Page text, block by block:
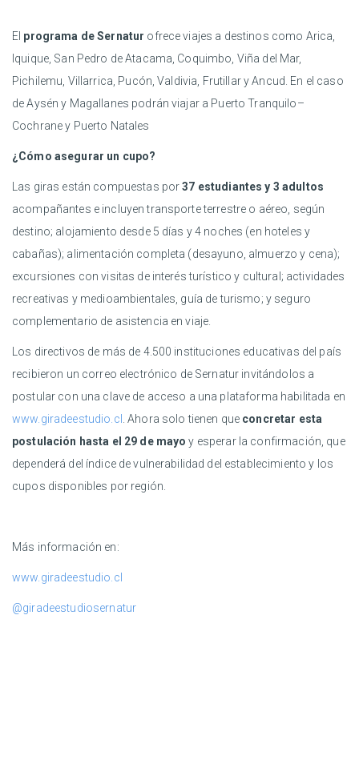
El programa de Sernatur ofrece viajes a destinos como Arica,
Iquique, San Pedro de Atacama, Coquimbo, Viña del Mar,
Pichilemu, Villarrica, Pucón, Valdivia, Frutillar y Ancud. En el caso
de Aysén y Magallanes podrán viajar a Puerto Tranquilo–
Cochrane y Puerto Natales
¿Cómo asegurar un cupo?
Las giras están compuestas por37 estudiantes y 3 adultos
acompañantes e incluyen transporte terrestre o aéreo, según
destino; alojamiento desde 5 días y 4 noches (en hoteles y
cabañas); alimentación completa (desayuno, almuerzo y cena);
excursiones con visitas de interés turístico y cultural; actividades
recreativas y medioambientales, guía de turismo; y seguro
complementario de asistencia en viaje.
Los directivos de más de 4.500 instituciones educativas del país
recibieron un correo electrónico de Sernatur invitándolos a
postular con una clave de acceso a una plataforma habilitada en
www.giradeestudio.cl
. Ahora solo tienen que concretar esta
postulación hasta el 29 de mayo y esperar la confirmación, que
dependerá del índice de vulnerabilidad del establecimiento y los
cupos disponibles por región.
Más información en:
www.giradeestudio.cl
@giradeestudiosernatur